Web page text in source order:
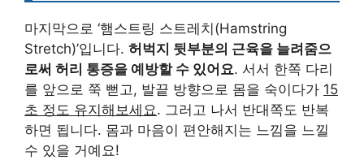
마지막으로 ‘햄스트링 스트레치(Hamstring
Stretch)’입니다. 허벅지 뒷부분의 근육을 늘려줌으
로써 허리 통증을 예방할 수 있어요. 서서 한쪽 다리
를 앞으로 쭉 뻗고, 발끝 방향으로 몸을 숙이다가 15
초 정도 유지해보세요. 그러고 나서 반대쪽도 반복
하면 됩니다. 몸과 마음이 편안해지는 느낌을 느낄
수 있을 거예요!